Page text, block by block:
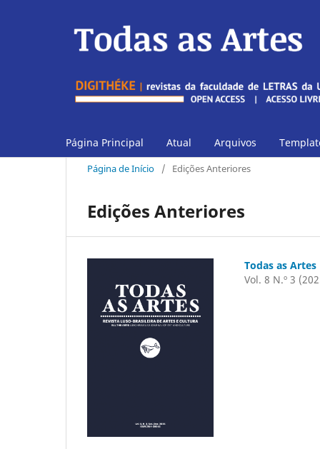
Página Principal Atual Arquivos
Página de Início / Edições Anteriores
Edições Anteriores
Todas as Artes
Vol. 8 N.º 3